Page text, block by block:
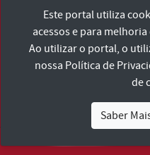
Este portal utiliza
acessos e para
Ao utilizar o portal, o
nossa Política de
de
Saber